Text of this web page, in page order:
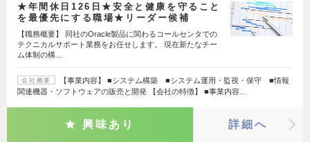
★年間休日126日★安全と健康を守ること
を最優先にする職場★リーダー候補
【職務概要】 同社のOracle製品に関わるコールセンタでの
テクニカルサポート業務をお任せします。 現在新たなチー
ム体制の構…
会社概要
【事業内容】 ■システム構築 ■システム運用・監視・保守 ■情報
関連機器・ソフトウェアの販売と開発 【会社の特徴】 ■事業内容…
興味あり 詳細へ